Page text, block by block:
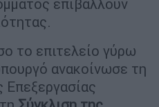
επιβάλλουν
το επιτελείο γύρω
ανακοίνωσε τη
Επεξεργασίας